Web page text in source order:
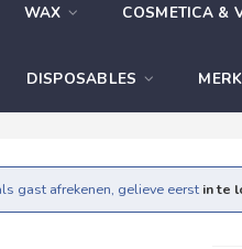
WAX COSMETICA &
DISPOSABLES
gast afrekenen, gelieve eerst in te